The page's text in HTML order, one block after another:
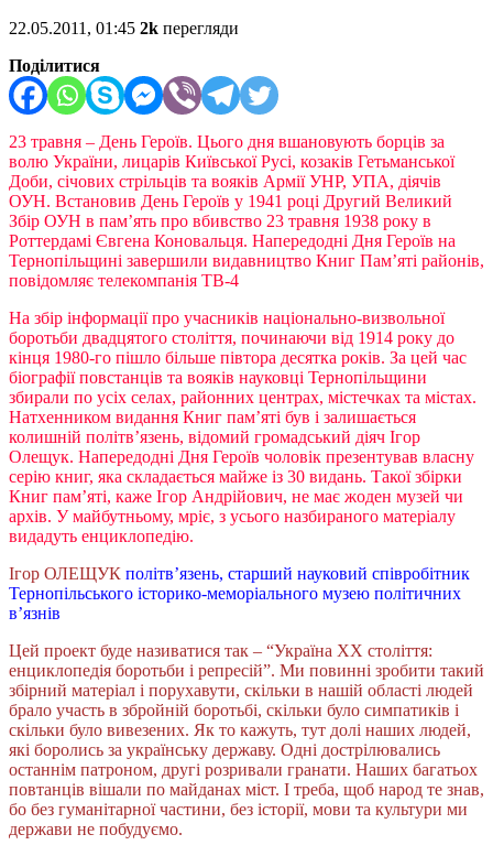
22.05.2011, 01:45 2k перегляди
Поділитися
23 травня – День Героїв. Цього дня вшановують борців за
волю України, лицарів Київської Русі, козаків Гетьманської
Доби, січових стрільців та вояків Армії УНР, УПА, діячів
ОУН. Встановив День Героїв у 1941 році Другий Великий
Збір ОУН в пам’ять про вбивство 23 травня 1938 року в
Роттердамі Євгена Коновальця. Напередодні Дня Героїв на
Тернопільщині завершили видавництво Книг Пам’яті районів,
повідомляє телекомпанія ТВ-4
На збір інформації про учасників національно-визвольної
боротьби двадцятого століття, починаючи від 1914 року до
кінця 1980-го пішло більше півтора десятка років. За цей час
біографії повстанців та вояків науковці Тернопільщини
збирали по усіх селах, районних центрах, містечках та містах.
Натхенником видання Книг пам’яті був і залишається
колишній політв’язень, відомий громадський діяч Ігор
Олещук. Напередодні Дня Героїв чоловік презентував власну
серію книг, яка складається майже із 30 видань. Такої збірки
Книг пам’яті, каже Ігор Андрійович, не має жоден музей чи
архів. У майбутньому, мріє, з усього назбираного матеріалу
видадуть енциклопедію.
Ігор ОЛЕЩУК політв’язень, старший науковий співробітник
Тернопільського історико-меморіального музею політичних
в’язнів
Цей проект буде називатися так – “Україна ХХ століття:
енциклопедія боротьби і репресій”. Ми повинні зробити такий
збірний матеріал і порухавути, скільки в нашій області людей
брало участь в збройній боротьбі, скільки було симпатиків і
скільки було вивезених. Як то кажуть, тут долі наших людей,
які боролись за українську державу. Одні дострілювались
останнім патроном, другі розривали гранати. Наших багатьох
повтанців вішали по майданах міст. І треба, щоб народ те знав,
бо без гуманітарної частини, без історії, мови та культури ми
держави не побудуємо.